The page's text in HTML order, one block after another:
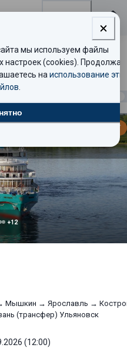
+12
МАЛО МЕСТ
Мышкин → Ярославль →
(трансфер) Ульяновск
(12:00)
мы используем файлы
настроек (cookies). Продолжая
на использование